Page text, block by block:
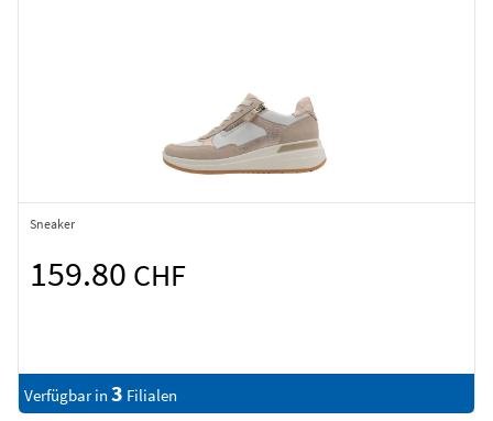
Sneaker
159.80 CHF
Verfügbar in 3 Filialen